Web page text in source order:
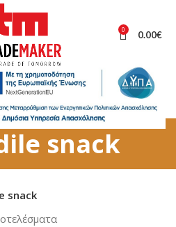
0 0.00€
snack
snack